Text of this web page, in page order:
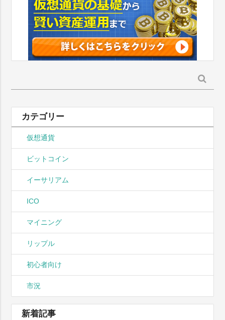
索:
カテゴリー
仮想通貨
ビットコイン
イーサリアム
ICO
マイニング
リップル
初心者向け
市況
新着記事